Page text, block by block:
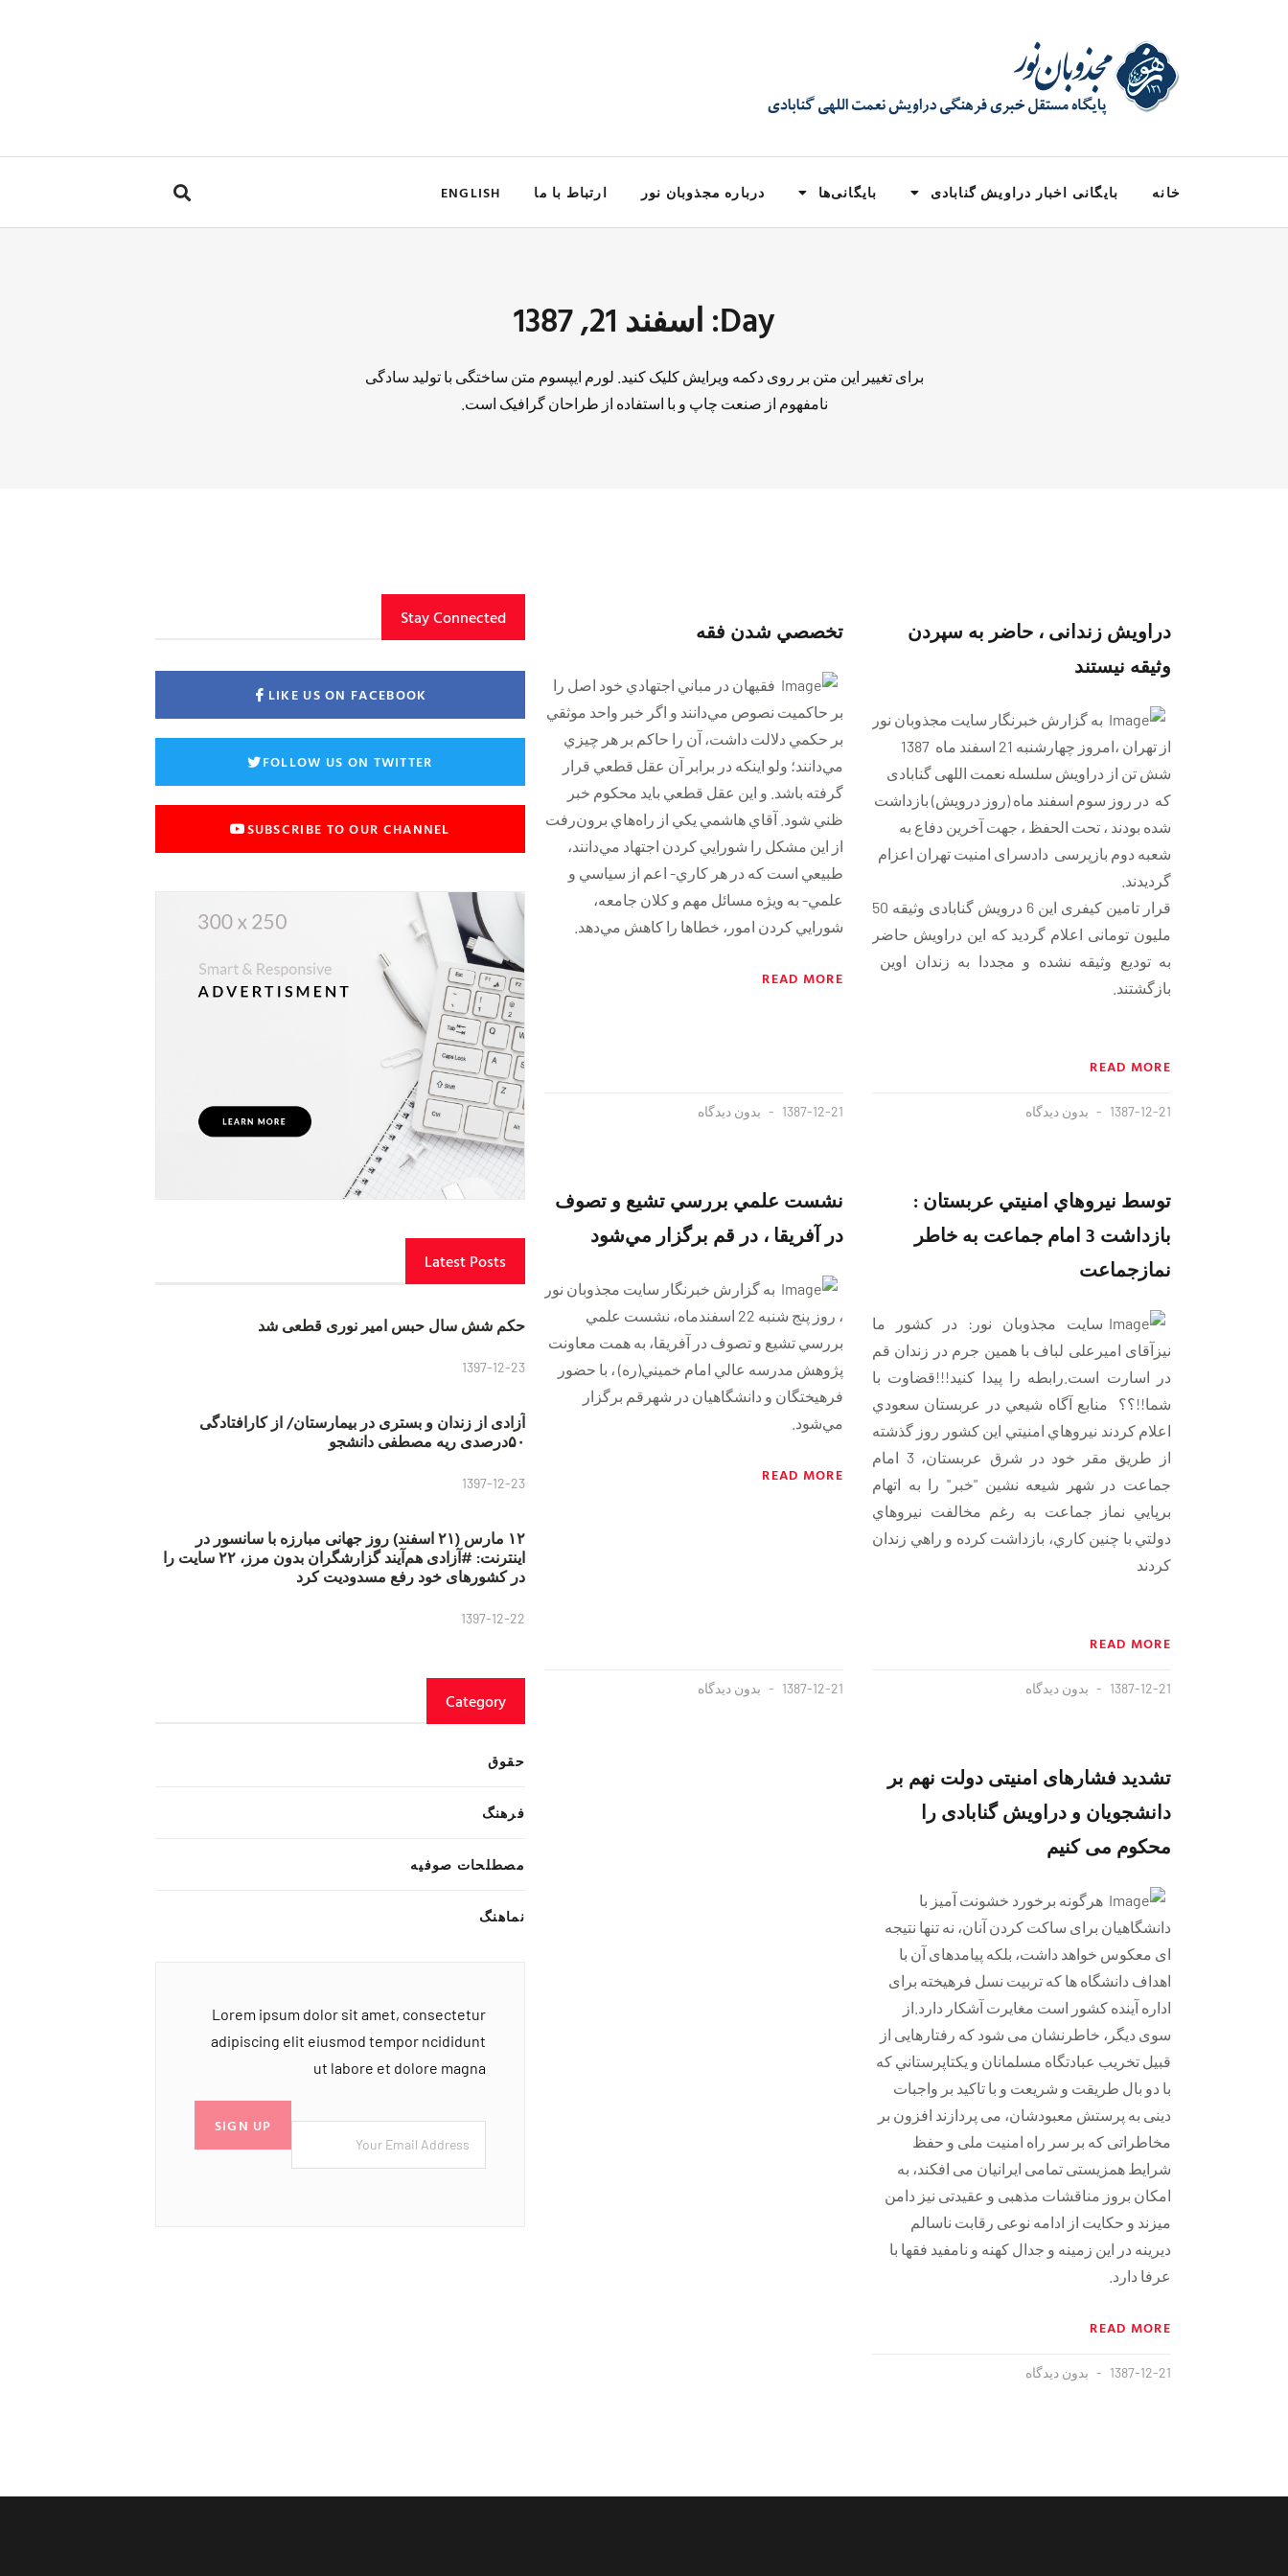
خانه بایگانی اخبار دراویش گنابادی بایگانی‌ها درباره مجذوبان نور ارتباط با ما ENGLISH
Day: اسفند 21, 1387
برای تغییر این متن بر روی دکمه ویرایش کلیک کنید. لورم ایپسوم متن ساختگی با تولید سادگی
نامفهوم از صنعت چاپ و با استفاده از طراحان گرافیک است.
دراویش زندانی ، حاضر به سپردن
وثیقه نیستند
به گزارش خبرنگار سایت مجذوبان نور
از تهران ،امروز چهارشنبه 21 اسفند ماه 1387
شش تن از دراویش سلسله نعمت اللهی گنابادی
که در روز سوم اسفند ماه (روز درویش) بازداشت
شده بودند ، تحت الحفظ ، جهت آخرین دفاع به
شعبه دوم بازپرسی دادسرای امنیت تهران اعزام
گردیدند.
قرار تامین کیفری این 6 درویش گنابادی وثیقه 50
ملیون تومانی اعلام گردید که این دراویش حاضر
به تودیع وثیقه نشده و مجددا به زندان اوین
بازگشتند.
READ MORE
1387-12-21 بدون دیدگاه
تخصصي شدن فقه
فقيهان در مباني اجتهادي خود اصل را
بر حاكميت نصوص مي‌دانند و اگر خبر واحد موثقي
بر حكمي دلا‌لت داشت، آن را حاكم بر هر چيزي
مي‌‌دانند؛ ولو اينكه در برابر آن عقل قطعي قرار
گرفته باشد. و اين عقل قطعي بايد محكوم خبر
ظني شود. آقاي هاشمي يكي از راه‌هاي برون‌رفت
از اين مشكل را شورايي كردن اجتهاد مي‌دانند،
طبيعي است كه در هر كاري- اعم از سياسي و
علمي- به ويژه مسائل مهم و كلا‌ن جامعه،
شورايي كردن امور، خطاها را كاهش مي‌دهد.
READ MORE
1387-12-21 بدون دیدگاه
توسط نيروهاي امنيتي عربستان :
بازداشت 3 امام جماعت به خاطر
نمازجماعت
سایت مجذوبان نور: در کشور ما
نیزآقای امیرعلی لباف با همین جرم در زندان قم
در اسارت است.رابطه را پیدا کنید!!!قضاوت با
شما!!؟؟ منابع آگاه شيعي در عربستان سعودي
اعلام كردند نيروهاي امنيتي اين كشور روز گذشته
از طريق مقر خود در شرق عربستان، 3 امام
جماعت در شهر شيعه نشين "خبر" را به اتهام
برپايي نماز جماعت به رغم مخالفت نيروهاي
دولتي با چنين كاري، بازداشت كرده و راهي زندان
كردند
READ MORE
1387-12-21 بدون دیدگاه
نشست علمي بررسي تشيع و تصوف
در آفريقا ، در قم برگزار مي‌شود
به گزارش خبرنگار سایت مجذوبان نور
، روز پنج شنبه 22 اسفندماه، نشست علمي
بررسي تشيع و تصوف در آفريقا، به همت معاونت
پژوهش مدرسه عالي امام خميني(ره) ، با حضور
فرهيختگان و دانشگاهیان در شهرقم برگزار
مي‌شود.
READ MORE
1387-12-21 بدون دیدگاه
تشديد فشارهای امنيتی دولت نهم بر
دانشجويان و دراويش گنابادی را
محکوم می كنيم
هرگونه برخورد خشونت آميز با
دانشگاهيان برای ساكت كردن آنان، نه تنها نتيجه
ای معکوس خواهد داشت، بلکه پيامدهای آن با
اهداف دانشگاه ها که تربيت نسل فرهيخته برای
اداره آينده کشور است مغايرت آشکار دارد.از
سوی ديگر، خاطرنشان می شود که رفتارهايی از
قبيل تخريب عبادتگاه مسلمانان و يكتاپرستاني که
با دو بال طريقت و شريعت و با تاکيد بر واجبات
دينی به پرستش معبودشان، می پردازند افزون بر
مخاطراتی که بر سر راه امنيت ملی و حفظ
شرايط همزيستی تمامی ايرانيان می افکند، به
امکان بروز مناقشات مذهبی و عقيدتی نيز دامن
میزند و حکايت از ادامه نوعی رقابت ناسالم
ديرينه در اين زمينه و جدال کهنه و نامفيد فقها با
عرفا دارد.
READ MORE
1387-12-21 بدون دیدگاه
Stay Connected
LIKE US ON FACEBOOK
FOLLOW US ON TWITTER
SUBSCRIBE TO OUR CHANNEL
Latest Posts
حکم شش سال حبس امیر نوری قطعی شد
1397-12-23
آزادی از زندان و بستری در بیمارستان/ از کارافتادگی
۵۰درصدی ریه مصطفی دانشجو
1397-12-23
۱۲ مارس (۲۱ اسفند) روز جهانی مبارزه با سانسور در
اینترنت: #آزادی هم‌آیند گزارشگران‌ بدون مرز، ۲۲ سایت را
در کشورهای خود رفع مسدودیت کرد
1397-12-22
Category
حقوق
فرهنگ
مصطلحات صوفیه
نماهنگ
Lorem ipsum dolor sit amet, consectetur
adipiscing elit eiusmod tempor ncididunt
ut labore et dolore magna
SIGN UP